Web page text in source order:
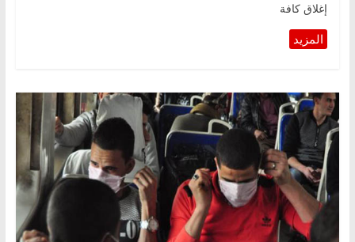
إغلاق كافة